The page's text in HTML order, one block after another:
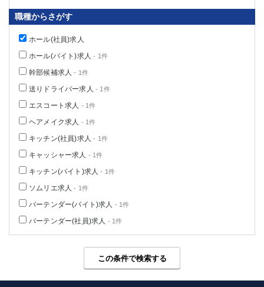
職種からさがす
ホール(社員)求人
ホール(バイト)求人 - 1件
幹部候補求人 - 1件
送りドライバー求人 - 1件
エスコート求人 - 1件
ヘアメイク求人 - 1件
キッチン(社員)求人 - 1件
キャッシャー求人 - 1件
キッチン(バイト)求人 - 1件
ソムリエ求人 - 1件
バーテンダー(バイト)求人 - 1件
バーテンダー(社員)求人 - 1件
この条件で検索する
群馬県
該当求人 0 件